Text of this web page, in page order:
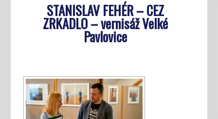
STANISLAV FEHÉR – CEZ
ZRKADLO – vernisáž Velké
Pavlovice